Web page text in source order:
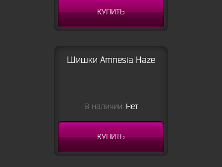
КУПИТЬ
Шишки Amnesia Haze
В наличии: Нет
КУПИТЬ